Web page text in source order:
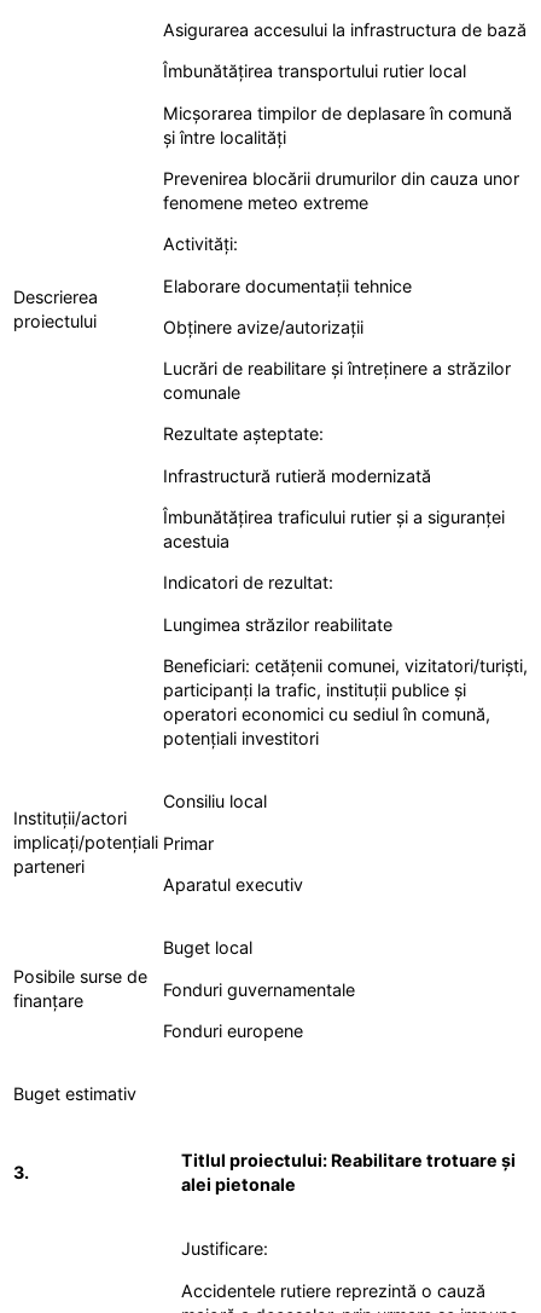
Descrierea
proiectului
Asigurarea accesului la infrastructura de bază
Îmbunătățirea transportului rutier local
Micșorarea timpilor de deplasare în comună
și între localități
Prevenirea blocării drumurilor din cauza unor
fenomene meteo extreme
Activități:
Elaborare documentații tehnice
Obținere avize/autorizații
Lucrări de reabilitare și întreținere a străzilor
comunale
Rezultate așteptate:
Infrastructură rutieră modernizată
Îmbunătățirea traficului rutier și a siguranței
acestuia
Indicatori de rezultat:
Lungimea străzilor reabilitate
Beneficiari: cetățenii comunei, vizitatori/turiști,
participanți la trafic, instituții publice și
operatori economici cu sediul în comună,
potențiali investitori
Instituții/actori
implicați/potențiali
parteneri
Consiliu local
Primar
Aparatul executiv
Posibile surse de
finanțare
Buget local
Fonduri guvernamentale
Fonduri europene
Buget estimativ
3.
Titlul proiectului: Reabilitare trotuare și
alei pietonale
Justificare:
Accidentele rutiere reprezintă o cauză